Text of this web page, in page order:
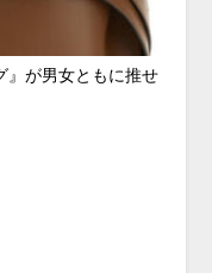
』が男女ともに推せ